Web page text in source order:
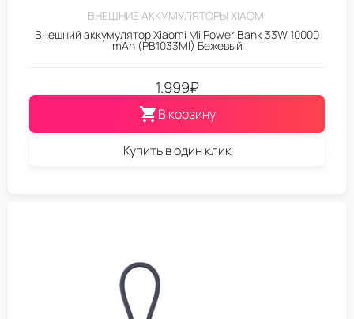
ВНЕШНИЕ АККУМУЛЯТОРЫ XIAOMI
Внешний аккумулятор Xiaomi Mi Power Bank 33W 10000
mAh (PB1033MI) Бежевый
1.999₽
В корзину
Купить в один клик